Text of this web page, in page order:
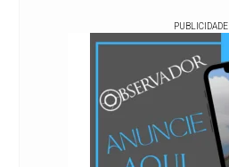
PUBLICIDADE